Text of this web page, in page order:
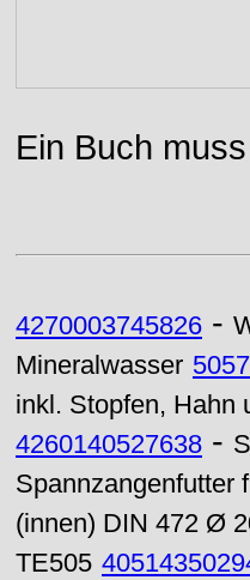
Ein Buch
4270003745826 -
Mineralwasser
inkl. Stopfen, Hahn
4260140527638 -
Spannzangenfutter
(innen) DIN 472 Ø
TE505